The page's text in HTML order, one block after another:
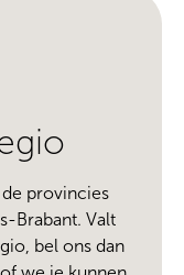
provincies
Brabant. Valt
bel ons dan